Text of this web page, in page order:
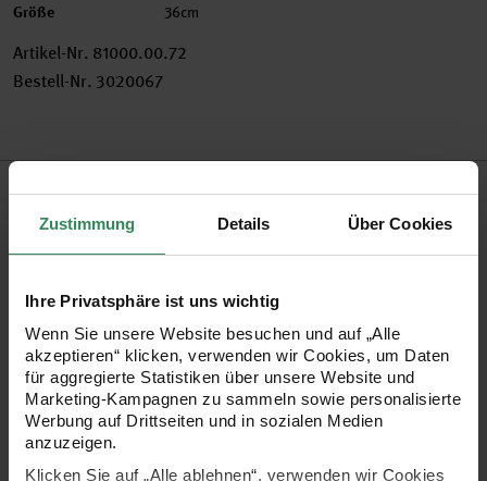
Zustimmung Details Über Cookies
Ihre Privatsphäre ist uns wichtig
Wenn Sie unsere Website besuchen und auf „Alle
akzeptieren“ klicken, verwenden wir Cookies, um Daten
für aggregierte Statistiken über unsere Website und
Marketing-Kampagnen zu sammeln sowie personalisierte
Werbung auf Drittseiten und in sozialen Medien
anzuzeigen.
Klicken Sie auf „Alle ablehnen“, verwenden wir Cookies
Größe 36cm
Artikel-Nr. 81000.00.72
Bestell-Nr. 3020067
Produktbeschreibung
Folienballons liegen absolut im Trend! Die voluminösen
sich nicht nur super als Partydeko, sondern sind auch eine
tolle Geschenkidee für Geburtstage, Jubiläen, Silvester und
Co. Allerdings sollten die Folienballons nicht mit Helium
befüllt werden, da sie aufgrund des kleinen Volumens nicht
fliegen können.